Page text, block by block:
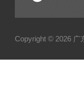
Copyright © 2026